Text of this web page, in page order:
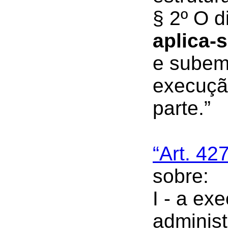
§ 2º O
aplica-
e
parte.”
“Art.
sobre:
I - a